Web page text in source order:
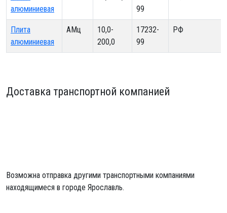
алюминиевая
99
Плита
алюминиевая
АМц
10,0-
200,0
17232-
99
РФ
Доставка транспортной компанией
Возможна отправка другими транспортными компаниями
находящимеся в городе Ярославль.